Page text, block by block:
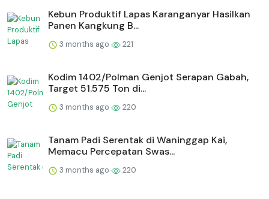
⁠Kebun Produktif Lapas Karanganyar Hasilkan
Panen Kangkung B...
3 months ago 221
Kodim 1402/Polman Genjot Serapan Gabah,
Target 51.575 Ton di...
3 months ago 220
Tanam Padi Serentak di Waninggap Kai,
Memacu Percepatan Swas...
3 months ago 220